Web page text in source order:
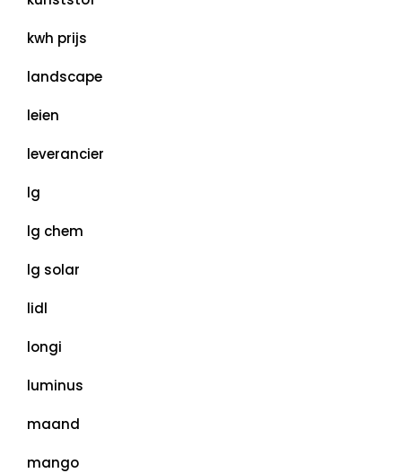
kwh prijs
landscape
leien
leverancier
lg
lg chem
lg solar
lidl
longi
luminus
maand
mango